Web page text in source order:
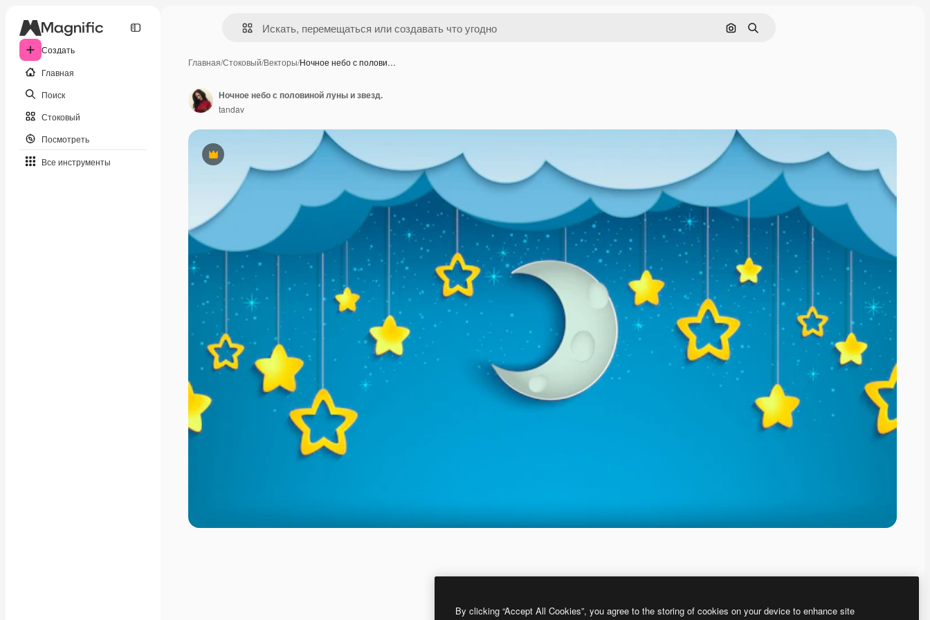
Создать
Главная
Поиск
Стоковый
Посмотреть
Все инструменты
Поиск по изображению
Поиск
Главная/Стоковый/Векторы/Ночное небо с полови…
Премиум
Ночное небо с половиной луны и звезд.
tandav
By clicking “Accept All Cookies”, you agree to the storing of cookies on your device to enhance site